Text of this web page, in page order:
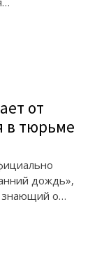
от
в тюрьме
дождь»,
знающий о…